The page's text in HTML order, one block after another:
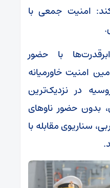
امنیت جمعی با
با حضور
امنیت خاورمیانه
در نزدیک‌ترین
بدون حضور ناوهای
سناریوی مقابله با